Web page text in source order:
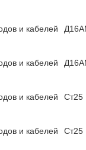
и кабелей
и кабелей
и кабелей Ст25
и кабелей Ст25